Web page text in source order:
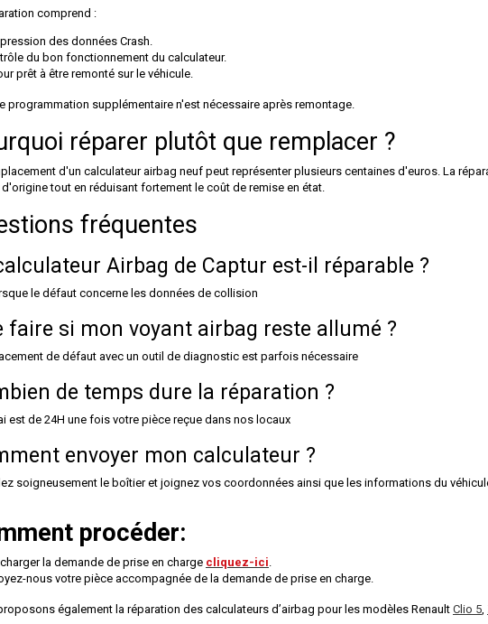
comprend :
des données Crash.
du bon fonctionnement du calculateur.
prêt à être remonté sur le véhicule.
programmation supplémentaire n'est nécessaire après remontage.
réparer plutôt que remplacer ?
d'un calculateur airbag neuf peut représenter plusieurs centaines d'euros. La
d'origine tout en réduisant fortement le coût de remise en état.
fréquentes
Airbag de Captur est-il réparable ?
le défaut concerne les données de collision
faire si mon voyant airbag reste allumé ?
de défaut avec un outil de diagnostic est parfois nécessaire
de temps dure la réparation ?
est de 24H une fois votre pièce reçue dans nos locaux
envoyer mon calculateur ?
soigneusement le boîtier et joignez vos coordonnées ainsi que les informations du
procéder:
la demande de prise en charge cliquez-ici.
nous votre pièce accompagnée de la demande de prise en charge.
également la réparation des calculateurs d’airbag pour les modèles Renault Clio 5,